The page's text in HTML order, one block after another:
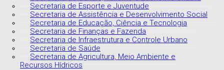
Secretaria de Esporte e Juventude
Secretaria de Assistência e Desenvolvimento Social
Secretaria de Educação, Ciência e Tecnologia
Secretaria de Finanças e Fazenda
Secretaria de Infraestrutura e Controle Urbano
Secretaria de Saúde
Secretaria de Agricultura, Meio Ambiente e
Recursos Hídricos